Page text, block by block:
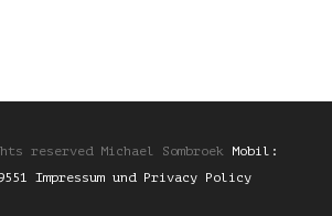
reserved Michael Sombroek Mobil:
Impressum und Privacy Policy